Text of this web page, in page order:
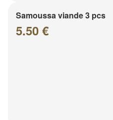
Samoussa viande 3 pcs
5.50 €